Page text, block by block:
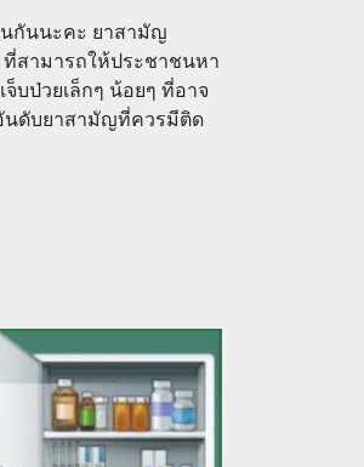
นกันนะคะ ยาสามัญ
สามารถให้ประชาชนหา
บป่วยเล็กๆ น้อยๆ ที่อาจ
นดับยาสามัญที่ควรมีติด